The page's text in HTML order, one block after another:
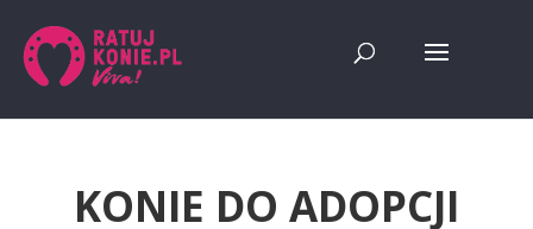
KONIE DO ADOPCJI